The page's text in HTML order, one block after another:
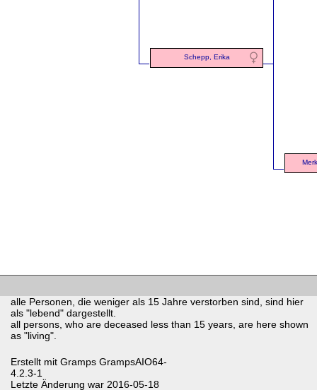
Schepp, Erika
alle Personen, die weniger als 15 Jahre verstorben sind, sind hier
als "lebend" dargestellt.
all persons, who are deceased less than 15 years, are here shown
as "living".
Erstellt mit Gramps GrampsAIO64-
4.2.3-1
Letzte Änderung war 2016-05-18